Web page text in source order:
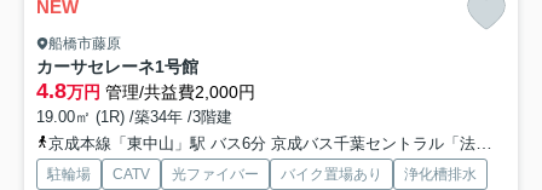
NEW
船橋市藤原
カーサセレーネ1号館
4.8万円 管理/共益費2,000円
19.00㎡ (1R) /築34年 /3階建
京成本線「東中山」駅 バス6分 京成バス千葉セントラル「法典」 停歩5分
駐輪場 CATV 光ファイバー バイク置場あり 浄化槽排水